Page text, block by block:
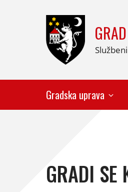
GRAD
Gradska uprava
GRADI SE